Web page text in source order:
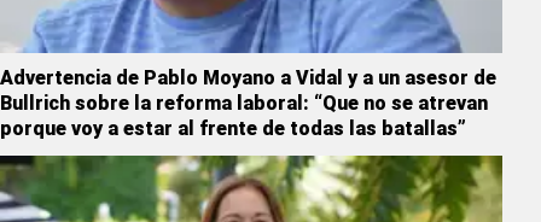
Advertencia de Pablo Moyano a Vidal y a un asesor de
Bullrich sobre la reforma laboral: “Que no se atrevan
porque voy a estar al frente de todas las batallas”